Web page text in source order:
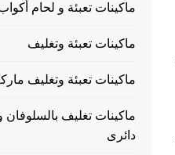
ماكينات تعبئة و لحام
ماكينات تعبئة وتغليف
ماكينات تعبئة وتغليف
ماكينات تغليف
دائرى